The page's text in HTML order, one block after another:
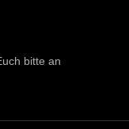
bitte an